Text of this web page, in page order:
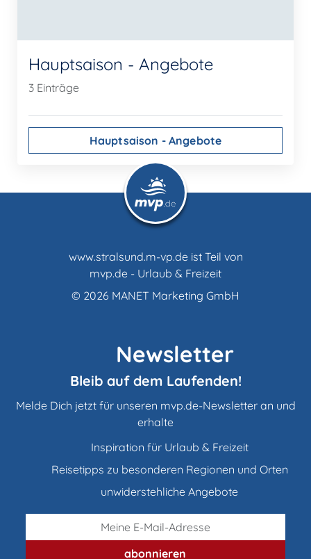
Hauptsaison - Angebote
3 Einträge
Hauptsaison - Angebote
www.stralsund.m-vp.de ist Teil von
mvp.de - Urlaub & Freizeit
© 2026 MANET Marketing GmbH
Newsletter
Bleib auf dem Laufenden!
Melde Dich jetzt für unseren mvp.de-Newsletter an und
erhalte
Inspiration für Urlaub & Freizeit
Reisetipps zu besonderen Regionen und Orten
unwiderstehliche Angebote
abonnieren